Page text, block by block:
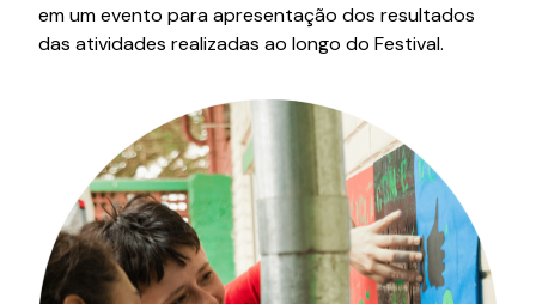
em um evento para apresentação dos resultados
das atividades realizadas ao longo do Festival.